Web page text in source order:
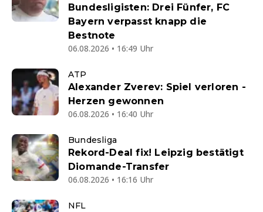
Bundesligisten: Drei Fünfer, FC
Bayern verpasst knapp die
Bestnote
06.08.2026 • 16:49 Uhr
ATP
Alexander Zverev: Spiel verloren -
Herzen gewonnen
06.08.2026 • 16:40 Uhr
Bundesliga
Rekord-Deal fix! Leipzig bestätigt
Diomande-Transfer
06.08.2026 • 16:16 Uhr
NFL